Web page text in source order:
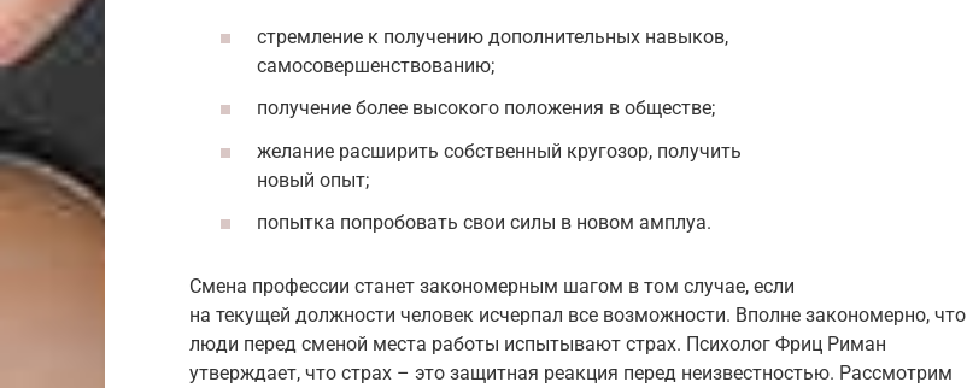
стремление к получению дополнительных навыков,
самосовершенствованию;
получение более высокого положения в обществе;
желание расширить собственный кругозор, получить
новый опыт;
попытка попробовать свои силы в новом амплуа.
Смена профессии станет закономерным шагом в том случае, если
на текущей должности человек исчерпал все возможности. Вполне закономерно, что
люди перед сменой места работы испытывают страх. Психолог Фриц Риман
утверждает, что страх – это защитная реакция перед неизвестностью. Рассмотрим